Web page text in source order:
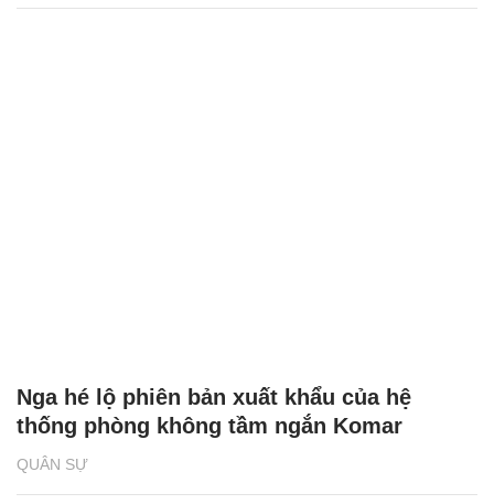
QUÂN SỰ
Nga hé lộ phiên bản xuất khẩu của hệ
thống phòng không tầm ngắn Komar